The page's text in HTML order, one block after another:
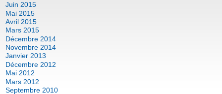
Juin 2015
Mai 2015
Avril 2015
Mars 2015
Décembre 2014
Novembre 2014
Janvier 2013
Décembre 2012
Mai 2012
Mars 2012
Septembre 2010